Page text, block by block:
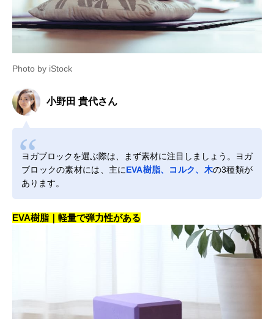
Photo by iStock
小野田 貴代さん
ヨガブロックを選ぶ際は、まず素材に注目しましょう。ヨガ
ブロックの素材には、主にEVA樹脂、コルク、木の3種類が
あります。
EVA樹脂｜軽量で弾力性がある